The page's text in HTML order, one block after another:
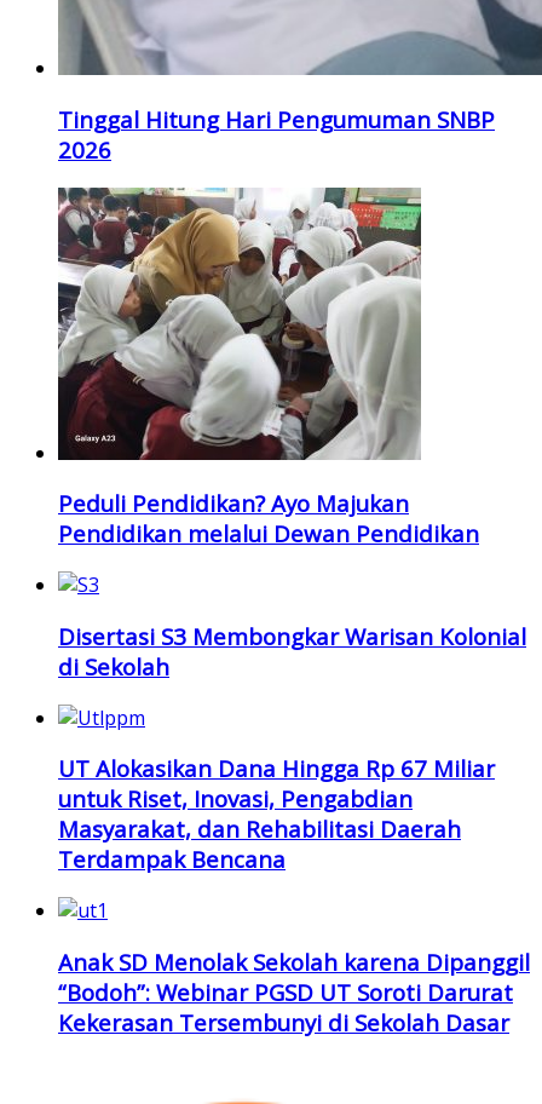
Tinggal Hitung Hari Pengumuman SNBP
2026
Peduli Pendidikan? Ayo Majukan
Pendidikan melalui Dewan Pendidikan
Disertasi S3 Membongkar Warisan Kolonial
di Sekolah
UT Alokasikan Dana Hingga Rp 67 Miliar
untuk Riset, Inovasi, Pengabdian
Masyarakat, dan Rehabilitasi Daerah
Terdampak Bencana
Anak SD Menolak Sekolah karena Dipanggil
“Bodoh”: Webinar PGSD UT Soroti Darurat
Kekerasan Tersembunyi di Sekolah Dasar